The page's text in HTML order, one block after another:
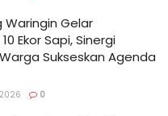
Waringin Gelar
Ekor Sapi, Sinergi
Sukseskan Agenda
0